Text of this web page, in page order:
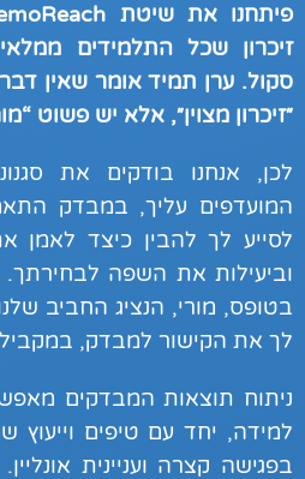
זיכרון שכל התלמידים
סקול. ערן תמיד אומר שאין
״זיכרון מצוין״, אלא יש פשוט
לכן, אנחנו בודקים את
המועדפים עליך, במבדק
לסייע לך להבין כיצד לאמן
וביעילות את השפה
בטופס, מורי, הנציג החביב
לך את הקישור למבדק,
ניתוח תוצאות המבדקים
למידה, יחד עם טיפים
בפגישה קצרה ועניינית